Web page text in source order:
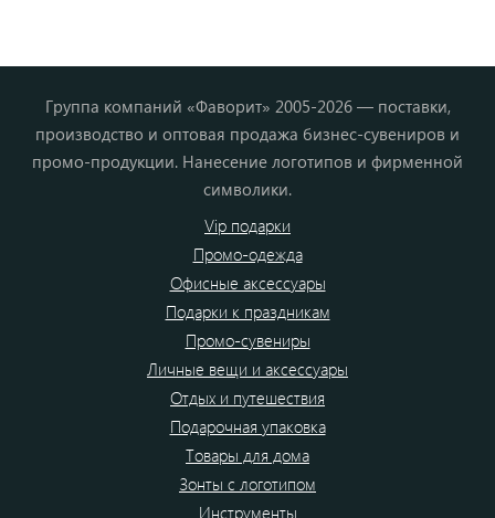
Группа компаний «Фаворит» 2005-2026 — поставки,
производство и оптовая продажа бизнес-сувениров и
промо-продукции. Нанесение логотипов и фирменной
символики.
Vip подарки
Промо-одежда
Офисные аксессуары
Подарки к праздникам
Промо-сувениры
Личные вещи и аксессуары
Отдых и путешествия
Подарочная упаковка
Товары для дома
Зонты с логотипом
Инструменты